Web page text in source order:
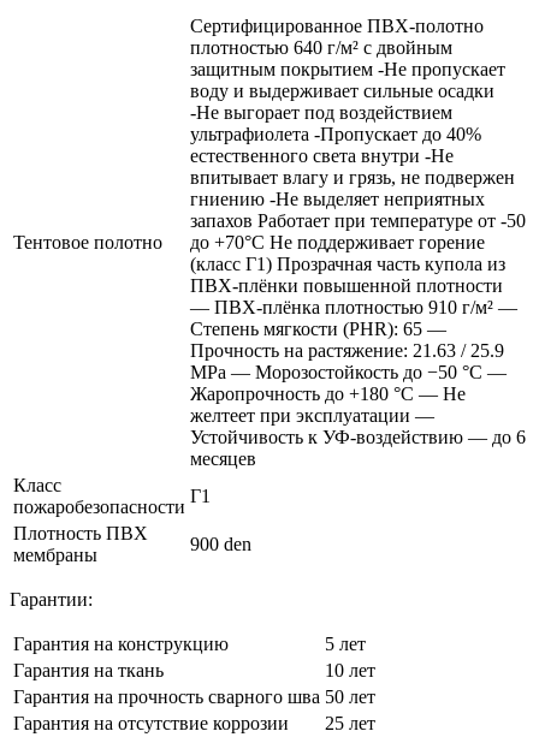
Тентовое полотно
Сертифицированное ПВХ-полотно
плотностью 640 г/м² с двойным
защитным покрытием -Не пропускает
воду и выдерживает сильные осадки
-Не выгорает под воздействием
ультрафиолета -Пропускает до 40%
естественного света внутри -Не
впитывает влагу и грязь, не подвержен
гниению -Не выделяет неприятных
запахов Работает при температуре от -50
до +70°C Не поддерживает горение
(класс Г1) Прозрачная часть купола из
ПВХ-плёнки повышенной плотности
— ПВХ-плёнка плотностью 910 г/м² —
Степень мягкости (PHR): 65 —
Прочность на растяжение: 21.63 / 25.9
MPa — Морозостойкость до −50 °C —
Жаропрочность до +180 °C — Не
желтеет при эксплуатации —
Устойчивость к УФ-воздействию — до 6
месяцев
Класс
пожаробезопасности
Г1
Плотность ПВХ
мембраны
900 den
Гарантии:
Гарантия на конструкцию
5 лет
Гарантия на ткань
10 лет
Гарантия на прочность сварного шва 50 лет
Гарантия на отсутствие коррозии
25 лет